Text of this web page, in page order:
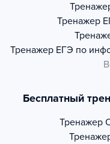
Тренажер
Тренажер ЕГЭ по
Бесплатный
Тренажер